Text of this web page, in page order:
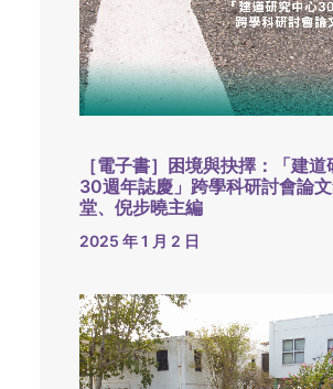
［電子書］困境與抉擇：「建
30週年誌慶」跨學科研討會論
堂、倪步曉主編
2025 年 1 月 2 日